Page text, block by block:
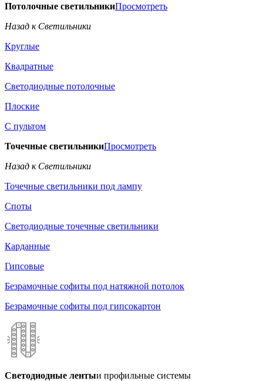
Потолочные светильникиПросмотреть
Назад к Светильники
Круглые
Квадратные
Светодиодные потолочные
Плоские
С пультом
Точечные светильникиПросмотреть
Назад к Светильники
Точечные светильники под лампу
Споты
Светодиодные точечные светильники
Карданные
Гипсовые
Безрамочные софиты под натяжной потолок
Безрамочные софиты под гипсокартон
Светодиодные лентыи профильные системы